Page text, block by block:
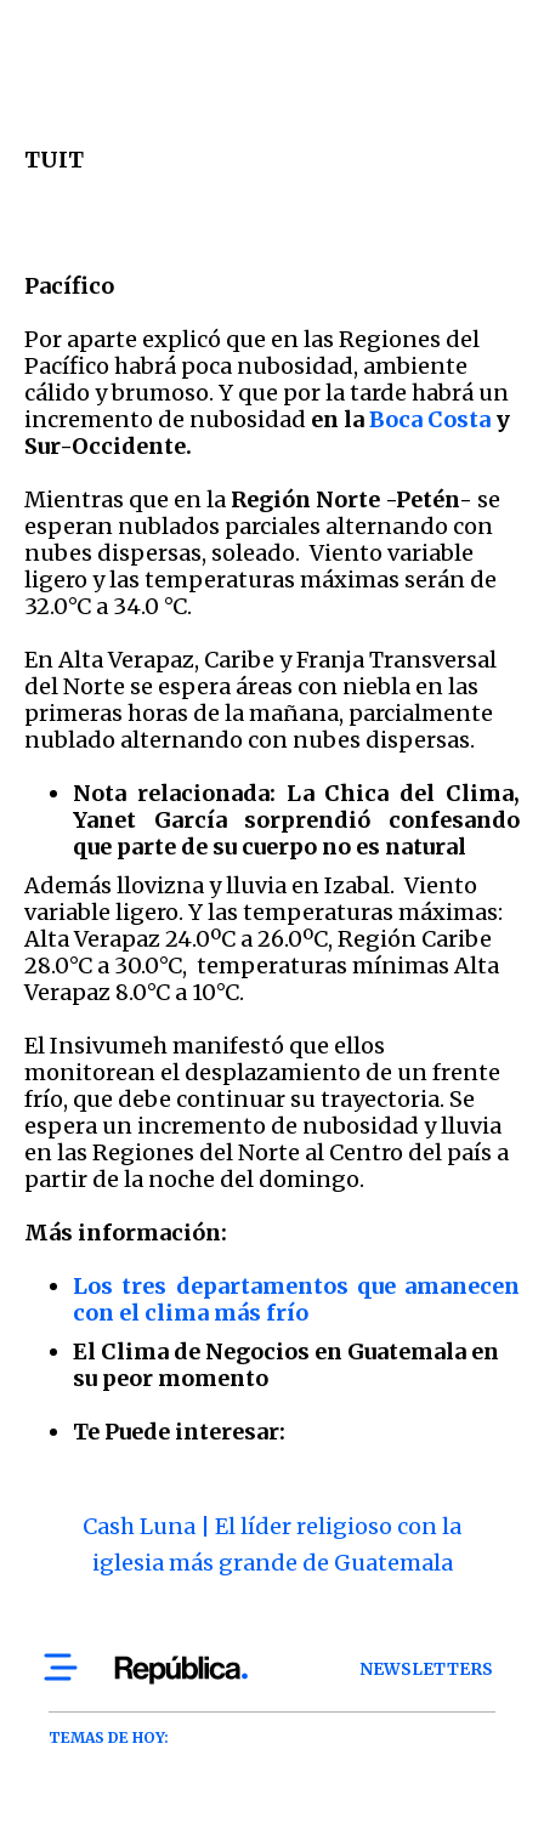
TUIT
Pacífico
Por aparte explicó que en las Regiones del
Pacífico habrá poca nubosidad, ambiente
cálido y brumoso. Y que por la tarde habrá un
incremento de nubosidad en laBoca Costa y
Sur-Occidente.
Mientras que en la Región Norte -Petén- se
esperan nublados parciales alternando con
nubes dispersas, soleado. Viento variable
ligero y las temperaturas máximas serán de
32.0°C a 34.0 °C.
En Alta Verapaz, Caribe y Franja Transversal
del Norte se espera áreas con niebla en las
primeras horas de la mañana, parcialmente
nublado alternando con nubes dispersas.
Nota relacionada: La Chica del Clima,
Yanet García sorprendió confesando
que parte de su cuerpo no es natural
Además llovizna y lluvia en Izabal. Viento
variable ligero. Y las temperaturas máximas:
Alta Verapaz 24.0ºC a 26.0ºC, Región Caribe
28.0°C a 30.0°C, temperaturas mínimas Alta
Verapaz 8.0°C a 10°C.
El Insivumeh manifestó que ellos
monitorean el desplazamiento de un frente
frío, que debe continuar su trayectoria. Se
espera un incremento de nubosidad y lluvia
en las Regiones del Norte al Centro del país a
partir de la noche del domingo.
Más información:
Los tres departamentos que amanecen
con el clima más frío
El Clima de Negocios en Guatemala en
su peor momento
Te Puede interesar:
Cash Luna | El líder religioso con la
iglesia más grande de Guatemala